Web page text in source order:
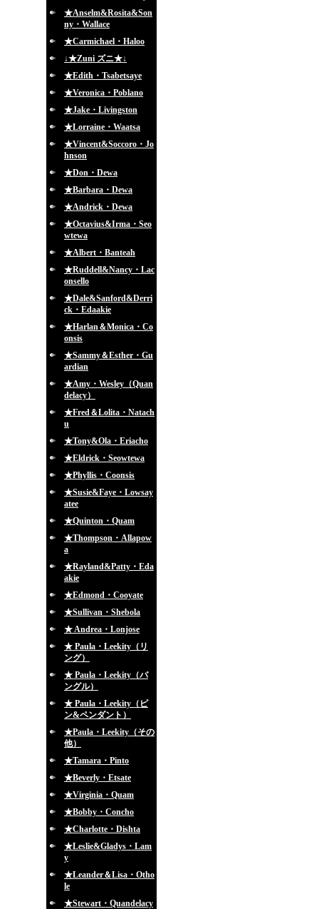
★Anselm&Rosita&Son
ny・Wallace
★Carmichael・Haloo
↓★Zuni ズニ★↓
★Edith・Tsabetsaye
★Veronica・Poblano
★Jake・Livingston
★Lorraine・Waatsa
★Vincent&Soccoro・Jo
hnson
★Don・Dewa
★Barbara・Dewa
★Andrick・Dewa
★Octavius&Irma・Seo
wtewa
★Albert・Banteah
★Ruddell&Nancy・Lac
onsello
★Dale&Sanford&Derri
ck・Edaakie
★Harlan＆Monica・Co
onsis
★Sammy＆Esther・Gu
ardian
★Amy・Wesley（Quan
delacy）
★Fred＆Lolita・Natach
u
★Tony&Ola・Eriacho
★Eldrick・Seowtewa
★Phyllis・Coonsis
★Susie&Faye・Lowsay
atee
★Quinton・Quam
★Thompson・Allapow
a
★Rayland&Patty・Eda
akie
★Edmond・Cooyate
★Sullivan・Shebola
★ Andrea・Lonjose
★ Paula・Leekity（リ
ング）
★ Paula・Leekity（バ
ングル）
★ Paula・Leekity（ピ
ン&ペンダント）
★Paula・Leekity（その
他）
★Tamara・Pinto
★Beverly・Etsate
★Virginia・Quam
★Bobby・Concho
★Charlotte・Dishta
★Leslie&Gladys・Lam
y
★Leander＆Lisa・Otho
le
★Stewart・Quandelacy